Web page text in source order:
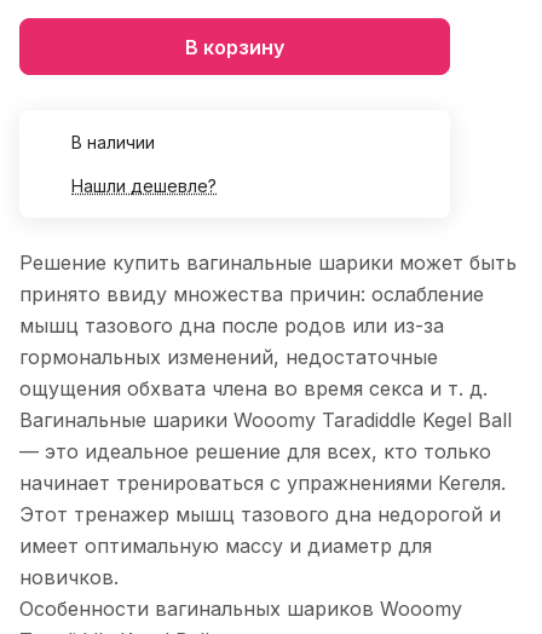
В корзину
В наличии
Нашли дешевле?
Решение купить вагинальные шарики может быть
принято ввиду множества причин: ослабление
мышц тазового дна после родов или из-за
гормональных изменений, недостаточные
ощущения обхвата члена во время секса и т. д.
Вагинальные шарики Wooomy Taradiddle Kegel Ball
— это идеальное решение для всех, кто только
начинает тренироваться с упражнениями Кегеля.
Этот тренажер мышц тазового дна недорогой и
имеет оптимальную массу и диаметр для
новичков.
Особенности вагинальных шариков Wooomy